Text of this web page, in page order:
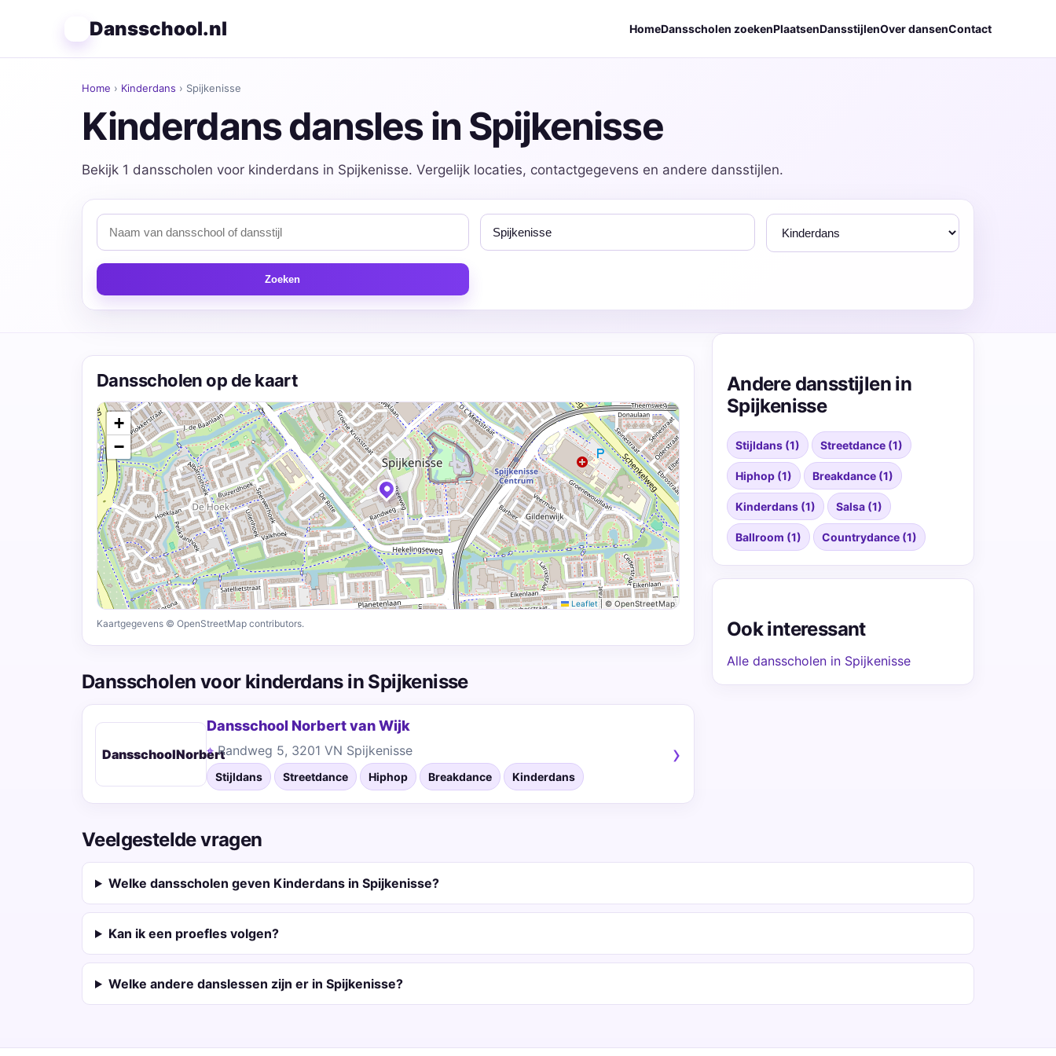
Dansschool.nl HomeDansscholen zoekenPlaatsenDansstijlenOver dansenContact
Home › Kinderdans › Spijkenisse
Kinderdans dansles in Spijkenisse
Bekijk 1 dansscholen voor kinderdans in Spijkenisse. Vergelijk locaties, contactgegevens en andere dansstijlen.
Zoeken
Dansscholen op de kaart
+
−
Leaflet | © OpenStreetMap
Kaartgegevens © OpenStreetMap contributors.
Dansscholen voor kinderdans in Spijkenisse
DansschoolNorbert
Dansschool Norbert van Wijk
Randweg 5, 3201 VN Spijkenisse
Stijldans Streetdance Hiphop Breakdance Kinderdans
Andere dansstijlen in
Spijkenisse
Stijldans (1) Streetdance (1)
Hiphop (1) Breakdance (1)
Kinderdans (1) Salsa (1)
Ballroom (1) Countrydance (1)
Ook interessant
Alle dansscholen in Spijkenisse
Veelgestelde vragen
Welke dansscholen geven Kinderdans in Spijkenisse?
Kan ik een proefles volgen?
Welke andere danslessen zijn er in Spijkenisse?